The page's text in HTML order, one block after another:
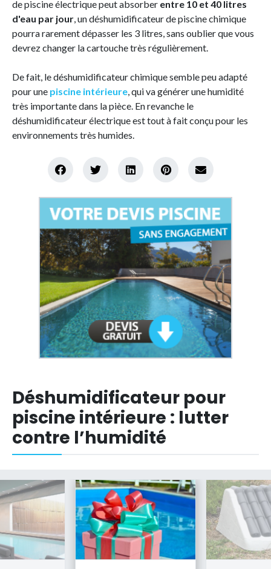
de piscine électrique peut absorber entre 10 et 40 litres
d'eau par jour , un déshumidificateur de piscine chimique
pourra rarement dépasser les 3 litres, sans oublier que vous
devrez changer la cartouche très régulièrement.
De fait, le déshumidificateur chimique semble peu adapté
pour une piscine intérieure , qui va générer une humidité
très importante dans la pièce. En revanche le
déshumidificateur électrique est tout à fait conçu pour les
environnements très humides.
Déshumidificateur pour
piscine intérieure : lutter
contre l’humidité